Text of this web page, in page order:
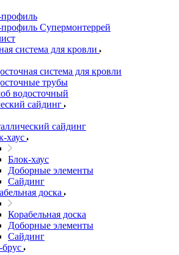
Супермонтеррей
система для кровли
система для кровли
трубы
водосточный
сайдинг
сайдинг
хаус
Блок-хаус
Доборные элементы
Сайдинг
доска
Корабельная доска
Доборные элементы
Сайдинг